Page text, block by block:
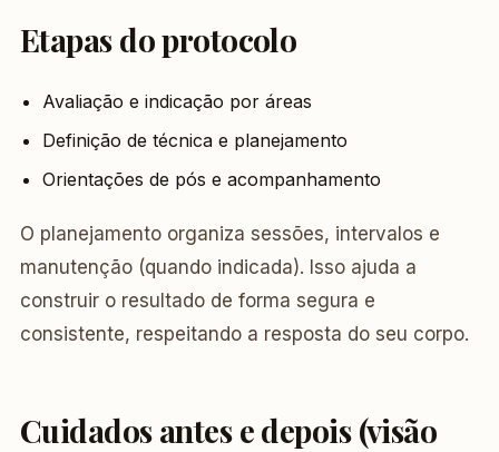
Etapas do protocolo
Avaliação e indicação por áreas
Definição de técnica e planejamento
Orientações de pós e acompanhamento
O planejamento organiza sessões, intervalos e
manutenção (quando indicada). Isso ajuda a
construir o resultado de forma segura e
consistente, respeitando a resposta do seu corpo.
Cuidados antes e depois (visão